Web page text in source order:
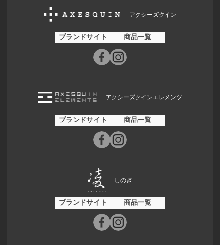
アクシーズクイン
ブランドサイト 商品一覧
アクシーズクインエレメンツ
ブランドサイト 商品一覧
しのぎ
ブランドサイト 商品一覧